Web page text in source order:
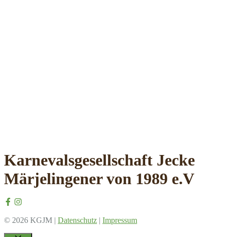
Karnevalsgesellschaft Jecke
Märjelingener von 1989 e.V
© 2026 KGJM | Datenschutz | Impressum